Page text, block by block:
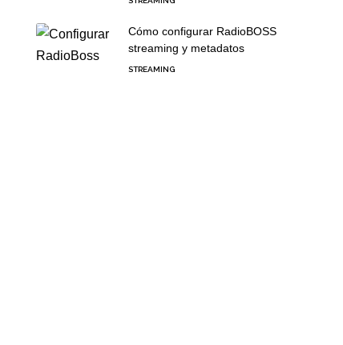
Cómo configurar RadioBOSS
streaming y metadatos
STREAMING